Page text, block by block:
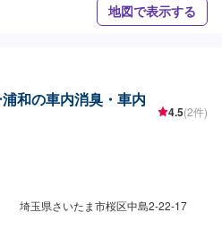
地図で表示する
和の車内消臭・車内
4.5(2件)
埼玉県さいたま市桜区中島2-22-17